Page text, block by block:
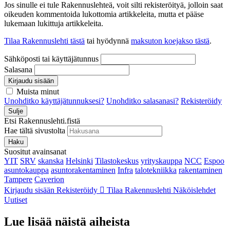
Jos sinulle ei tule Rakennuslehteä, voit silti rekisteröityä, jolloin saat
oikeuden kommentoida lukottomia artikkeleita, mutta et pääse
lukemaan lukittuja artikkeleita.
Tilaa Rakennuslehti tästä tai hyödynnä maksuton koejakso tästä.
Sähköposti tai käyttäjätunnus
Salasana
Kirjaudu sisään
Muista minut
Unohditko käyttäjätunnuksesi? Unohditko salasanasi? Rekisteröidy
Sulje
Etsi Rakennuslehti.fistä
Hae tältä sivustolta
Haku
Suositut avainsanat
YIT SRV skanska Helsinki Tilastokeskus yrityskauppa NCC Espoo
asuntokauppa asuntorakentaminen Infra talotekniikka rakentaminen
Tampere Caverion
Kirjaudu sisään Rekisteröidy Tilaa Rakennuslehti Näköislehdet
Uutiset
Lue lisää näistä aiheista